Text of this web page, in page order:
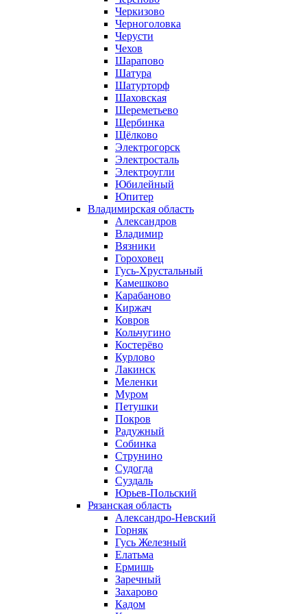
Черкизово
Черноголовка
Черусти
Чехов
Шарапово
Шатура
Шатурторф
Шаховская
Шереметьево
Щербинка
Щёлково
Электрогорск
Электросталь
Электроугли
Юбилейный
Юпитер
Владимирская область
Александров
Владимир
Вязники
Гороховец
Гусь-Хрустальный
Камешково
Карабаново
Киржач
Ковров
Кольчугино
Костерёво
Курлово
Лакинск
Меленки
Муром
Петушки
Покров
Радужный
Собинка
Струнино
Судогда
Суздаль
Юрьев-Польский
Рязанская область
Александро-Невский
Горняк
Гусь Железный
Елатьма
Ермишь
Заречный
Захарово
Кадом